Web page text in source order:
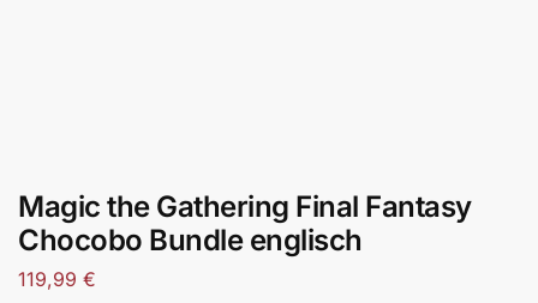
Magic the Gathering Final Fantasy
Chocobo Bundle englisch
119,99 €